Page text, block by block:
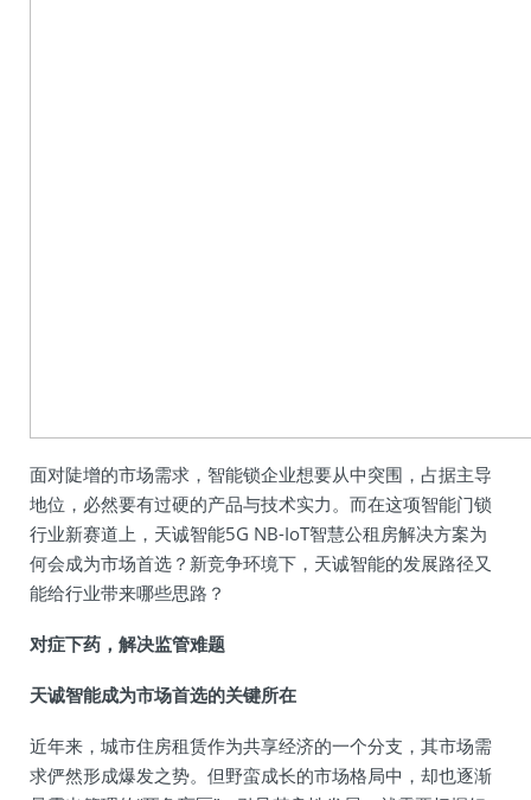
面对陡增的市场需求，智能锁企业想要从中突围，占据主导
地位，必然要有过硬的产品与技术实力。而在这项智能门锁
行业新赛道上，天诚智能5G NB-IoT智慧公租房解决方案为
何会成为市场首选？新竞争环境下，天诚智能的发展路径又
能给行业带来哪些思路？
对症下药，解决监管难题
天诚智能成为市场首选的关键所在‍
近年来，城市住房租赁作为共享经济的一个分支，其市场需
求俨然形成爆发之势。但野蛮成长的市场格局中，却也逐渐